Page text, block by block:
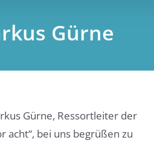
Gürne
Gürne, Ressortleiter der
acht“, bei uns begrüßen zu